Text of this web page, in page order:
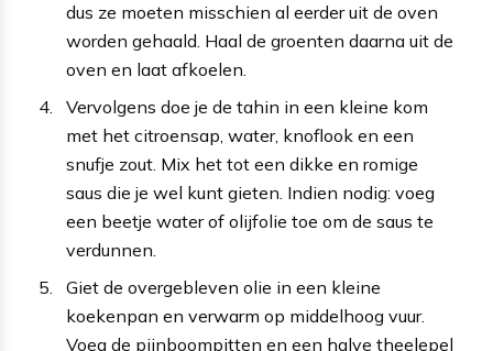
dus ze moeten misschien al eerder uit de oven
worden gehaald. Haal de groenten daarna uit de
oven en laat afkoelen.
Vervolgens doe je de tahin in een kleine kom
met het citroensap, water, knoflook en een
snufje zout. Mix het tot een dikke en romige
saus die je wel kunt gieten. Indien nodig: voeg
een beetje water of olijfolie toe om de saus te
verdunnen.
Giet de overgebleven olie in een kleine
koekenpan en verwarm op middelhoog vuur.
Voeg de pijnboompitten en een halve theelepel